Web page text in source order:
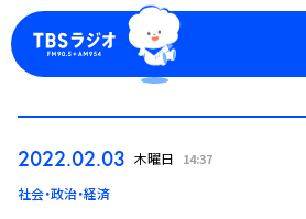
2022.02.03 木曜日 14:37
社会・政治・経済